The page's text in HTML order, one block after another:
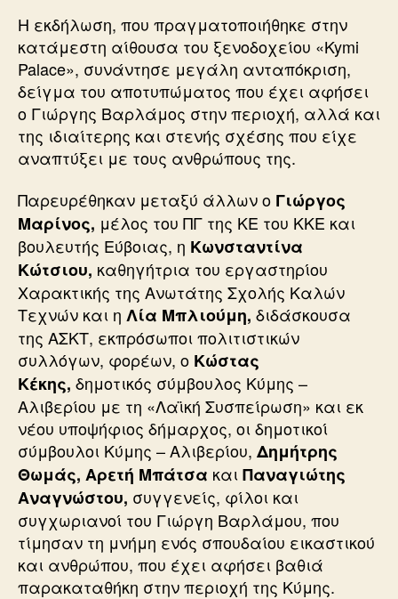
Η εκδήλωση, που πραγματοποιήθηκε στην
κατάμεστη αίθουσα του ξενοδοχείου «Kymi
Palace», συνάντησε μεγάλη ανταπόκριση,
δείγμα του αποτυπώματος που έχει αφήσει
ο Γιώργης Βαρλάμος στην περιοχή, αλλά και
της ιδιαίτερης και στενής σχέσης που είχε
αναπτύξει με τους ανθρώπους της.
Παρευρέθηκαν μεταξύ άλλων ο Γιώργος
Μαρίνος, μέλος του ΠΓ της ΚΕ του ΚΚΕ και
βουλευτής Εύβοιας, η Κωνσταντίνα
Κώτσιου, καθηγήτρια του εργαστηρίου
Χαρακτικής της Ανωτάτης Σχολής Καλών
Τεχνών και η Λία Μπλιούμη, διδάσκουσα
της ΑΣΚΤ, εκπρόσωποι πολιτιστικών
συλλόγων, φορέων, ο Κώστας
Κέκης, δημοτικός σύμβουλος Κύμης –
Αλιβερίου με τη «Λαϊκή Συσπείρωση» και εκ
νέου υποψήφιος δήμαρχος, οι δημοτικοί
σύμβουλοι Κύμης – Αλιβερίου, Δημήτρης
Θωμάς, Αρετή Μπάτσα καιΠαναγιώτης
Αναγνώστου, συγγενείς, φίλοι και
συγχωριανοί του Γιώργη Βαρλάμου, που
τίμησαν τη μνήμη ενός σπουδαίου εικαστικού
και ανθρώπου, που έχει αφήσει βαθιά
παρακαταθήκη στην περιοχή της Κύμης.